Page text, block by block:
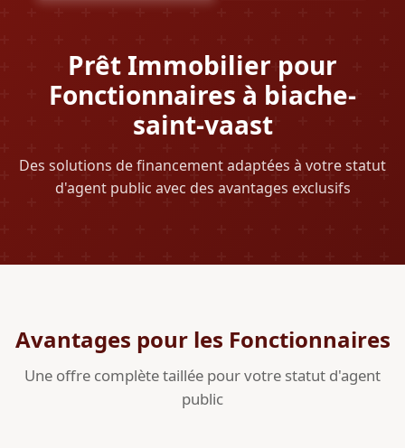
Prêt Immobilier pour
Fonctionnaires à biache-
saint-vaast
Des solutions de financement adaptées à votre statut
d'agent public avec des avantages exclusifs
Avantages pour les Fonctionnaires
Une offre complète taillée pour votre statut d'agent
public